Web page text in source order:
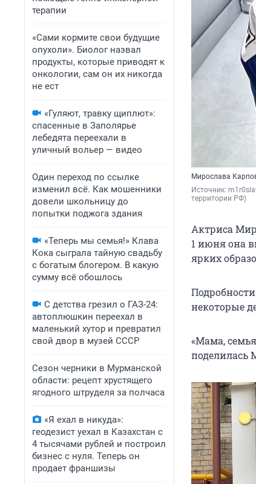
терапии
«Сами кормите свои будущие
опухоли». Биолог назвал
продукты, которые приводят к
онкологии, сам он их никогда
не ест
«Гуляют, травку щиплют»:
спасенные в Заполярье
лебедята переехали в
уличный вольер — видео
Один переход по ссылке
изменил всё. Как мошенники
довели школьницу до
попытки поджога здания
«Теперь мы семья!» Клава
Кока сыграла тайную свадьбу
с богатым блогером. В какую
сумму всё обошлось
С детства грезил о ГАЗ-24:
автоплюшкин переехал в
маленький хутор и превратил
свой двор в музей СССР
Сезон черники в Мурманской
области: рецепт хрустящего
ягодного штруделя за полчаса
«Я ехал в никуда»:
геодезист уехал в Казахстан с
4 тысячами рублей и построил
бизнес с нуля. Теперь он
продает франшизы
Мирослава
Источник:
территории РФ)
Актриса
1 июняона
ярких
некоторые
«Мама,
поделилась